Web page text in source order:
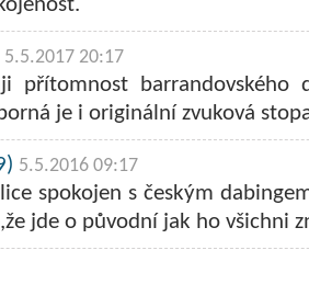
5.5.2017 20:17
přítomnost barrandovského
je i originální zvuková
5.5.2016 09:17
spokojen s českým
jde o původní jak ho všichni